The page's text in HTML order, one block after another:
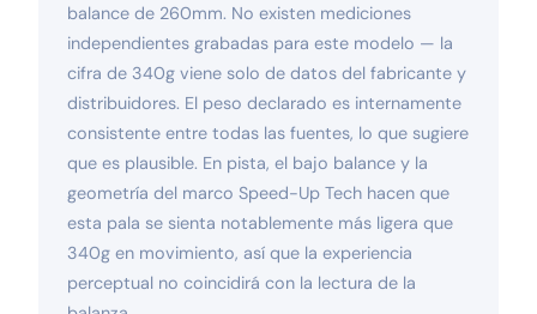
balance de 260mm. No existen mediciones
independientes grabadas para este modelo — la
cifra de 340g viene solo de datos del fabricante y
distribuidores. El peso declarado es internamente
consistente entre todas las fuentes, lo que sugiere
que es plausible. En pista, el bajo balance y la
geometría del marco Speed-Up Tech hacen que
esta pala se sienta notablemente más ligera que
340g en movimiento, así que la experiencia
perceptual no coincidirá con la lectura de la